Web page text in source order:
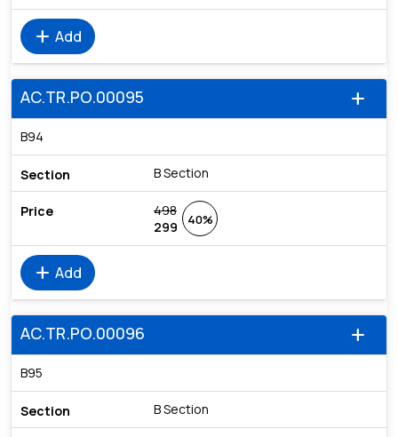
add Add
add
AC.TR.PO.00095
B94
B Section
498
299
40%
add Add
add
AC.TR.PO.00096
B95
B Section